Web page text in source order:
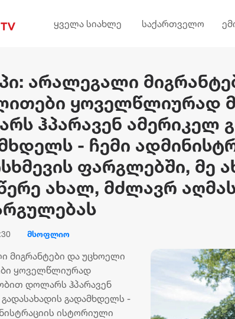
ყველა სიახლე საქართველო
არალეგალი
ყოველწლიურად
ჰპარავენ ამერიკელ
- ჩემი
ფარგლებში, მე
ახალ, მძლავრ
მსოფლიო
მიგრანტები და უცხოელი
ყოველწლიურად
დოლარს ჰპარავენ
გადამხდელს -
ისტორიული